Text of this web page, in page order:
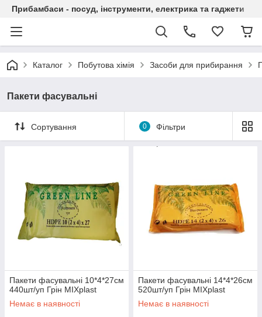
Прибамбаси - посуд, інструменти, електрика та гаджети
Каталог Побутова хімія Засоби для прибирання
Пакети фасувальні
Сортування 0 Фільтри
Пакети фасувальні 10*4*27см
440шт/уп Грін MIXplast
Немає в наявності
Пакети фасувальні 14*4*26см
520шт/уп Грін MIXplast
Немає в наявності